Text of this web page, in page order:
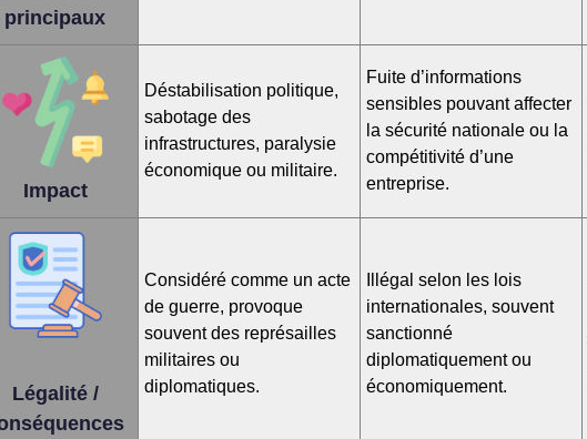
principaux
Impact
Déstabilisation politique,
sabotage des
infrastructures, paralysie
économique ou militaire.
Fuite d’informations
sensibles pouvant affecter
la sécurité nationale ou la
compétitivité d’une
entreprise.
Légalité /
Considéré comme un acte
de guerre, provoque
souvent des représailles
militaires ou
diplomatiques.
Illégal selon les lois
internationales, souvent
sanctionné
diplomatiquement ou
économiquement.